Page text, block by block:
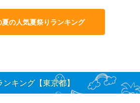
の人気夏祭りランキング
キング【東京都】